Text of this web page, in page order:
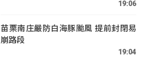
19:06
苗栗南庄嚴防白海豚颱風 提前封閉易
崩路段
19:04